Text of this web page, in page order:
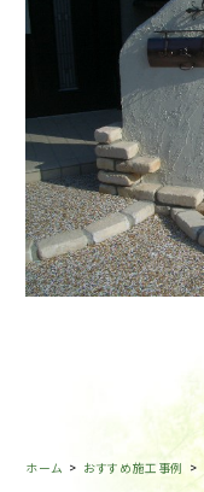
ホーム > おすすめ施工事例 >